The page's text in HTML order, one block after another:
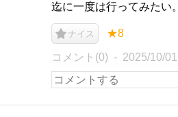
迄に一度は行ってみたい。
ナイス ★8
コメント(0) 2025/10/01